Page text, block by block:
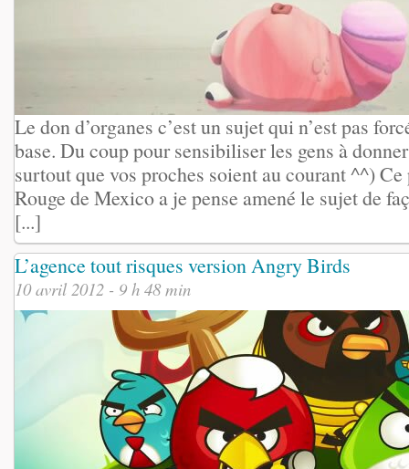
Le don d’organes c’est un sujet qui n’est pas
base. Du coup pour sensibiliser les gens à
surtout que vos proches soient au courant ^^)
Rouge de Mexico a je pense amené le sujet de
[...]
L’agence tout risques version Angry Birds
10 avril 2012 - 9 h 48 min